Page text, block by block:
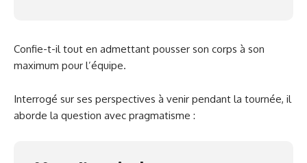
Confie-t-il tout en admettant pousser son corps à son
maximum pour l’équipe.
Interrogé sur ses perspectives à venir pendant la tournée, il
aborde la question avec pragmatisme :